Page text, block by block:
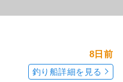
8日前
釣り船詳細を見る